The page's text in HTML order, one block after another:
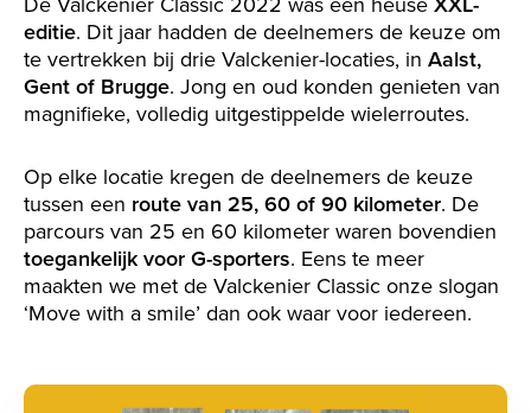
editie. Dit jaar hadden de deelnemers de keuze om
te vertrekken bij drie Valckenier-locaties, in Aalst,
Gent of Brugge. Jong en oud konden genieten van
magnifieke, volledig uitgestippelde wielerroutes.
Op elke locatie kregen de deelnemers de keuze
tussen een route van 25, 60 of 90 kilometer. De
parcours van 25 en 60 kilometer waren bovendien
toegankelijk voor G-sporters. Eens te meer
maakten we met de Valckenier Classic onze slogan
‘Move with a smile’ dan ook waar voor iedereen.